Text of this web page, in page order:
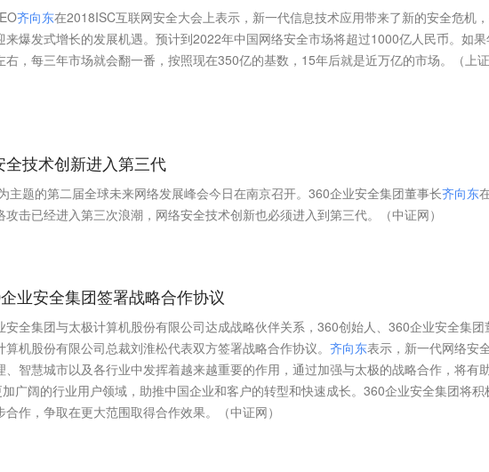
齐向东在2018ISC互联网安全大会上表示，新一代信息技术应用带来了新的安全危机
来爆发式增长的发展机遇。预计到2022年中国网络安全市场将超过1000亿人民币。如
右，每三年市场就会翻一番，按照现在350亿的基数，15年后就是近万亿的市场。（上证
全技术创新进入第三代
为主题的第二届全球未来网络发展峰会今日在南京召开。360企业安全集团董事长齐向东
击已经进入第三次浪潮，网络安全技术创新也必须进入到第三代。（中证网）
业安全集团签署战略合作协议
安全集团与太极计算机股份有限公司达成战略伙伴关系，360创始人、360企业安全集团
算机股份有限公司总裁刘淮松代表双方签署战略合作协议。 齐向东表示，新一代网络安
、智慧城市以及各行业中发挥着越来越重要的作用，通过加强与太极的战略合作，将有
广阔的行业用户领域，助推中国企业和客户的转型和快速成长。360企业安全集团将积
作，争取在更大范围取得合作效果。（中证网）